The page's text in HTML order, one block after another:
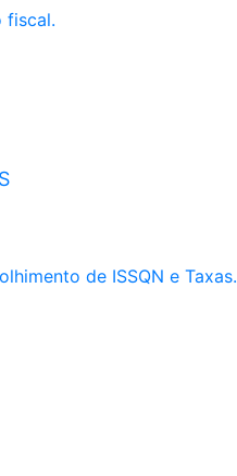
fiscal.
de ISSQN e Taxas.